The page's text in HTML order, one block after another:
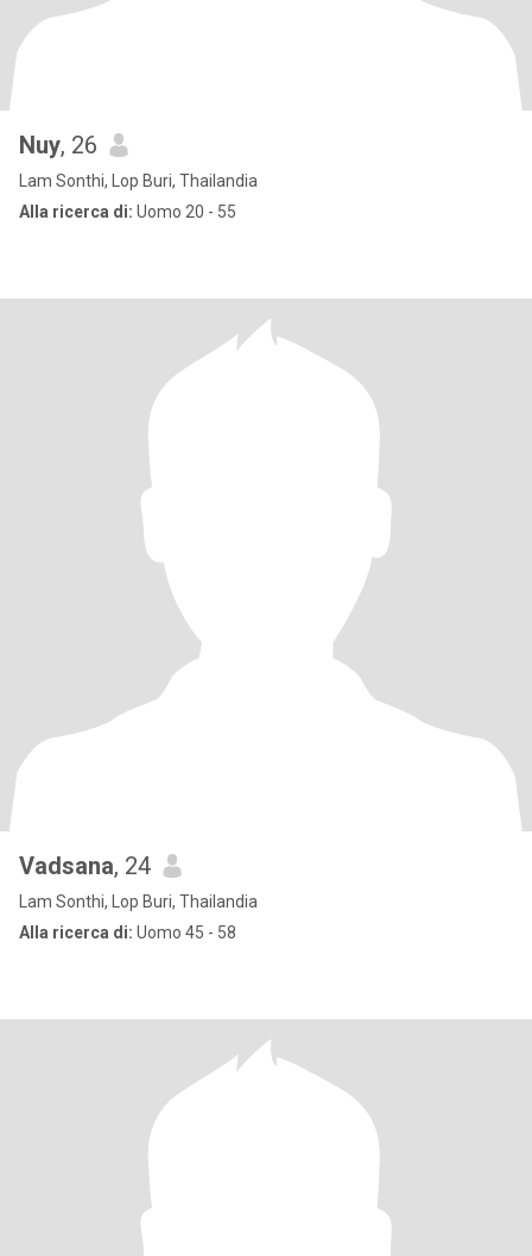
Nuy, 26
Lam Sonthi, Lop Buri, Thailandia
Alla ricerca di: Uomo 20 - 55
Vadsana, 24
Lam Sonthi, Lop Buri, Thailandia
Alla ricerca di: Uomo 45 - 58